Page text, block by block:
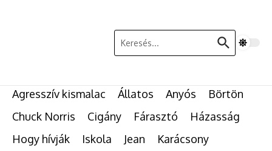
Keresés:
Agresszív kismalac Állatos Anyós
Börtön
Chuck Norris
Cigány Fárasztó
Házasság
Hogy hívják
Iskola Jean
Karácsony